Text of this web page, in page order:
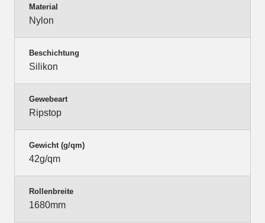
Material
Nylon
Beschichtung
Silikon
Gewebeart
Ripstop
Gewicht (g/qm)
42g/qm
Rollenbreite
1680mm